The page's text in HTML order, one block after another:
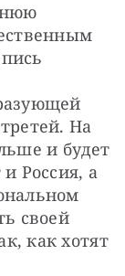
На
и будет
Россия, а
своей
как хотят